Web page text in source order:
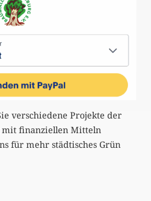
verschiedene Projekte der
mit finanziellen Mitteln
für mehr städtisches Grün